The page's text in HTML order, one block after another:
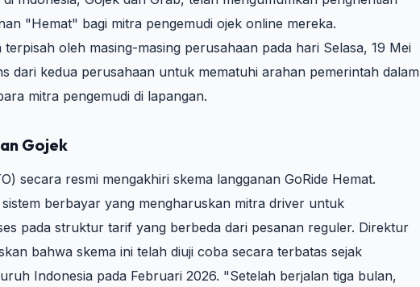
"Hemat" bagi mitra pengemudi ojek online mereka.
oleh masing-masing perusahaan pada hari Selasa, 19 Mei
dari kedua perusahaan untuk mematuhi arahan pemerintah dalam
mitra pengemudi di lapangan.
Gojek
secara resmi mengakhiri skema langganan GoRide Hemat.
berbayar yang mengharuskan mitra driver untuk
pada struktur tarif yang berbeda dari pesanan reguler. Direktur
bahwa skema ini telah diuji coba secara terbatas sejak
Indonesia pada Februari 2026. "Setelah berjalan tiga bulan,